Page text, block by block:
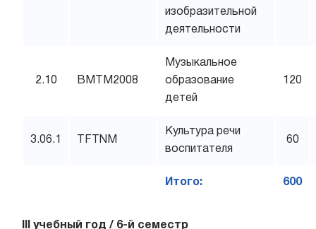
изобразительной
деятельности
2.10 BMTM2008
Музыкальное
образование
детей
120
3.06.1 TFTNM
Культура речи
воспитателя
60
Итого: 600
III учебный год / 6-й семестр